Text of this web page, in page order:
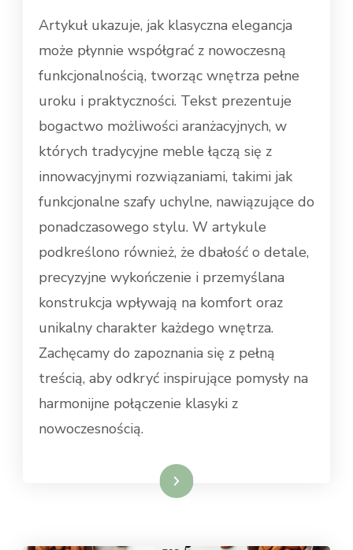
Artykuł ukazuje, jak klasyczna elegancja
może płynnie współgrać z nowoczesną
funkcjonalnością, tworząc wnętrza pełne
uroku i praktyczności. Tekst prezentuje
bogactwo możliwości aranżacyjnych, w
których tradycyjne meble łączą się z
innowacyjnymi rozwiązaniami, takimi jak
funkcjonalne szafy uchylne, nawiązujące do
ponadczasowego stylu. W artykule
podkreślono również, że dbałość o detale,
precyzyjne wykończenie i przemyślana
konstrukcja wpływają na komfort oraz
unikalny charakter każdego wnętrza.
Zachęcamy do zapoznania się z pełną
treścią, aby odkryć inspirujące pomysły na
harmonijne połączenie klasyki z
nowoczesnością.
Weiterlesen